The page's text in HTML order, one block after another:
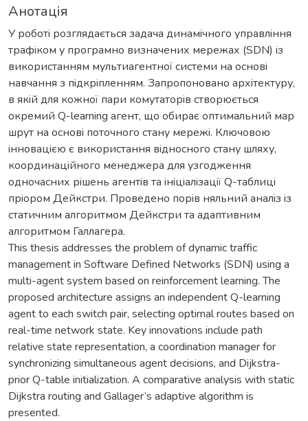
Анотація
У роботi розглядається задача динамiчного управлiння
трафiком у програмно визначених мережах (SDN) iз
використанням мультиагентної системи на основi
навчання з пiдкрiпленням. Запропоновано архiтектуру,
в якiй для кожної пари комутаторiв створюється
окремий Q-learning агент, що обирає оптимальний мар
шрут на основi поточного стану мережi. Ключовою
iнновацiєю є використання вiдносного стану шляху,
координацiйного менеджера для узгодження
одночасних рiшень агентiв та iнiцiалiзацiї Q-таблицi
прiором Дейкстри. Проведено порiв няльний аналiз iз
статичним алгоритмом Дейкстри та адаптивним
алгоритмом Галлагера.
This thesis addresses the problem of dynamic traffic
management in Software Defined Networks (SDN) using a
multi-agent system based on reinforcement learning. The
proposed architecture assigns an independent Q-learning
agent to each switch pair, selecting optimal routes based on
real-time network state. Key innovations include path
relative state representation, a coordination manager for
synchronizing simultaneous agent decisions, and Dijkstra-
prior Q-table initialization. A comparative analysis with static
Dijkstra routing and Gallager’s adaptive algorithm is
presented.